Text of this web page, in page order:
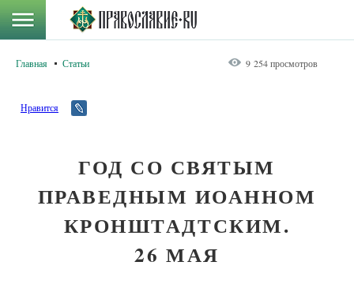
Главная Статьи 9 254 просмотров
Нравится
ГОД СО СВЯТЫМ
ПРАВЕДНЫМ ИОАННОМ
КРОНШТАДТСКИМ.
26 МАЯ